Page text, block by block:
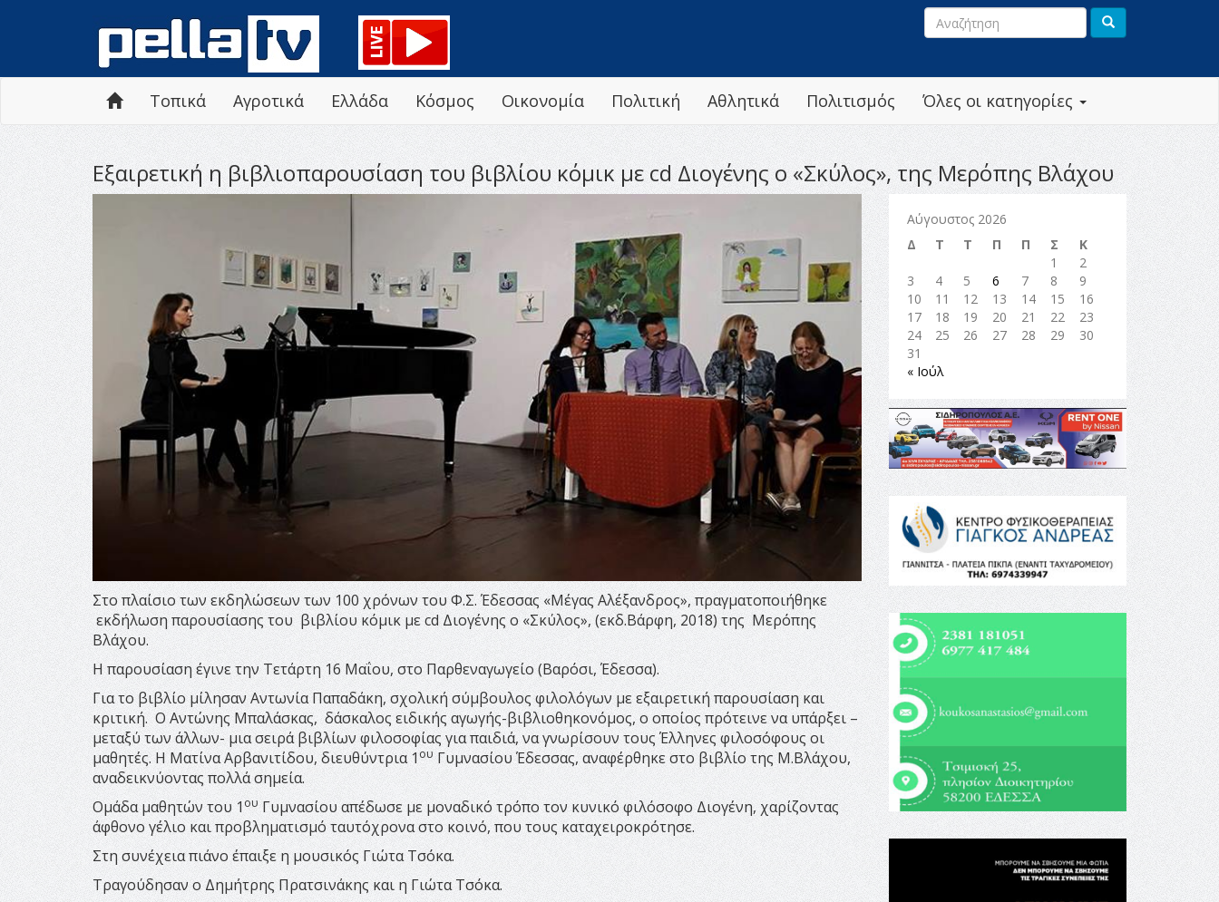
Όλες οι κατηγορίες
Τοπικά Αγροτικά Ελλάδα Κόσμος Οικονομία Πολιτική Αθλητικά Πολιτισμός
Εξαιρετική η βιβλιοπαρουσίαση του βιβλίου κόμικ με cd Διογένης ο «Σκύλος», της Μερόπης Βλάχου
Στο πλαίσιο των εκδηλώσεων των 100 χρόνων του Φ.Σ. Έδεσσας «Μέγας Αλέξανδρος», πραγματοποιήθηκε
εκδήλωση παρουσίασης του βιβλίου κόμικ με cd Διογένης ο «Σκύλος», (εκδ.Βάρφη, 2018) της Μερόπης
Βλάχου.
Η παρουσίαση έγινε την Τετάρτη 16 Μαΐου, στο Παρθεναγωγείο (Βαρόσι, Έδεσσα).
Για το βιβλίο μίλησαν Αντωνία Παπαδάκη, σχολική σύμβουλος φιλολόγων με εξαιρετική παρουσίαση και
κριτική. Ο Αντώνης Μπαλάσκας, δάσκαλος ειδικής αγωγής-βιβλιοθηκονόμος, ο οποίος πρότεινε να υπάρξει –
μεταξύ των άλλων- μια σειρά βιβλίων φιλοσοφίας για παιδιά, να γνωρίσουν τους Έλληνες φιλοσόφους οι
μαθητές. Η Ματίνα Αρβανιτίδου, διευθύντρια 1ουΓυμνασίου Έδεσσας, αναφέρθηκε στο βιβλίο της Μ.Βλάχου,
αναδεικνύοντας πολλά σημεία.
Ομάδα μαθητών του 1ου Γυμνασίου απέδωσε με μοναδικό τρόπο τον κυνικό φιλόσοφο Διογένη, χαρίζοντας
άφθονο γέλιο και προβληματισμό ταυτόχρονα στο κοινό, που τους καταχειροκρότησε.
Στη συνέχεια πιάνο έπαιξε η μουσικός Γιώτα Τσόκα.
Τραγούδησαν ο Δημήτρης Πρατσινάκης και η Γιώτα Τσόκα.
Αύγουστος 2026
Δ
Τ Τ Π Π Σ
Κ
1
2
3
4 5 6 7 8
9
10
11 12 13 14 15
16
17
18 19 20 21 22
23
24
25 26 27 28 29
30
31
« Ιούλ